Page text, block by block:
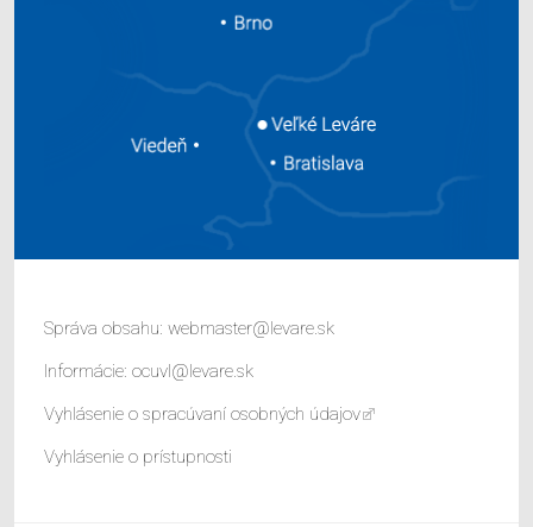
Správa obsahu: webmaster@levare.sk
Informácie: ocuvl@levare.sk
Vyhlásenie o spracúvaní osobných údajov
Vyhlásenie o prístupnosti